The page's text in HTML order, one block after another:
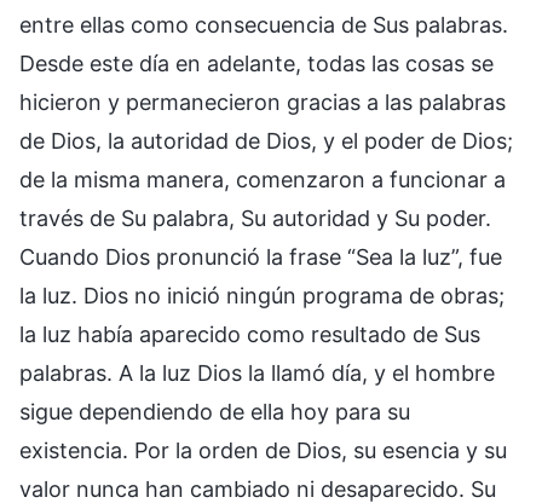
entre ellas como consecuencia de Sus palabras.
Desde este día en adelante, todas las cosas se
hicieron y permanecieron gracias a las palabras
de Dios, la autoridad de Dios, y el poder de Dios;
de la misma manera, comenzaron a funcionar a
través de Su palabra, Su autoridad y Su poder.
Cuando Dios pronunció la frase “Sea la luz”, fue
la luz. Dios no inició ningún programa de obras;
la luz había aparecido como resultado de Sus
palabras. A la luz Dios la llamó día, y el hombre
sigue dependiendo de ella hoy para su
existencia. Por la orden de Dios, su esencia y su
valor nunca han cambiado ni desaparecido. Su